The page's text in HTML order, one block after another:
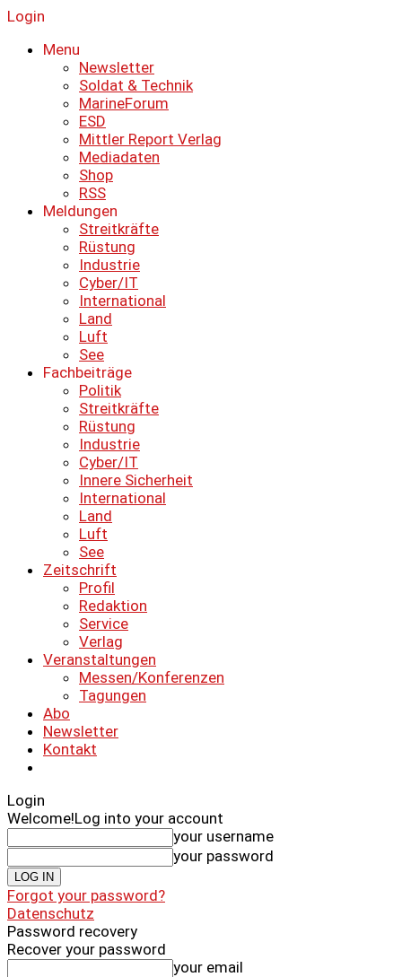
Login
Menu
Newsletter
Soldat & Technik
MarineForum
ESD
Mittler Report Verlag
Mediadaten
Shop
RSS
Meldungen
Streitkräfte
Rüstung
Industrie
Cyber/IT
International
Land
Luft
See
Fachbeiträge
Politik
Streitkräfte
Rüstung
Industrie
Cyber/IT
Innere Sicherheit
International
Land
Luft
See
Zeitschrift
Profil
Redaktion
Service
Verlag
Veranstaltungen
Messen/Konferenzen
Tagungen
Abo
Newsletter
Kontakt
Login
Welcome!Log into your account
your username
your password
Forgot your password?
Datenschutz
Password recovery
Recover your password
your email